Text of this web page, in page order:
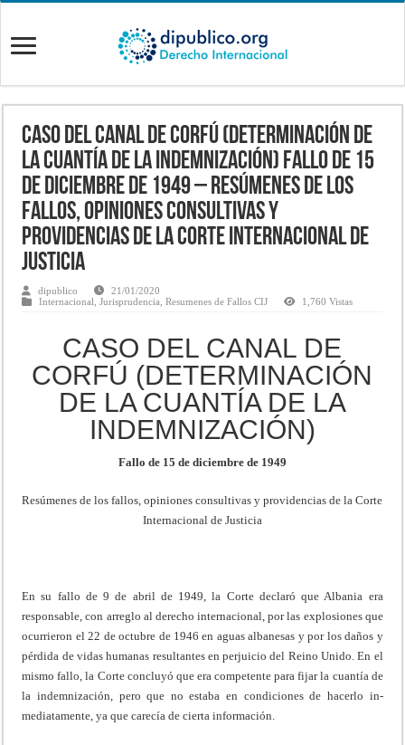
CASO DEL CANAL DE CORFÚ (DETERMINACIÓN DE
LA CUANTÍA DE LA INDEMNIZACIÓN) Fallo de 15
de diciembre de 1949 – Resúmenes de los
fallos, opiniones consultivas y
providencias de la Corte Internacional de
Justicia
dipublico
21/01/2020
Internacional ,Jurisprudencia ,Resumenes de Fallos CIJ 1,760 Vistas
CASO DEL CANAL DE
CORFÚ (DETERMINACIÓN
DE LA CUANTÍA DE LA
INDEMNIZACIÓN)
Fallo de 15 de diciembre de 1949
Resúmenes de los fallos, opiniones consultivas y providencias de la Corte
Internacional de Justicia
En su fallo de 9 de abril de 1949, la Corte declaró que Albania era
responsable, con arreglo al derecho internacional, por las explosiones que
ocurrieron el 22 de octubre de 1946 en aguas albanesas y por los daños y
pérdida de vidas humanas resultantes en perjuicio del Reino Unido. En el
mismo fallo, la Corte concluyó que era competente para fijar la cuantía de
la indemniza­ción, pero que no estaba en condiciones de hacerlo in­
mediatamente, ya que carecía de cierta información.